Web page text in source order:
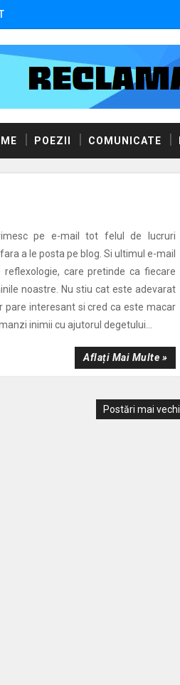
POEZII COMUNICATE
pe e-mail tot felul de lucruri
a le posta pe blog. Si ultimul e-mail
care pretinde ca fiecare
noastre. Nu stiu cat este adevarat
pare interesant si cred ca este macar
inimii cu ajutorul degetului...
Aflați Mai Multe »
Postări mai vechi